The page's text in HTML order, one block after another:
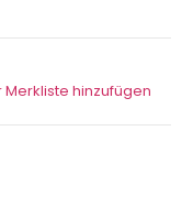
Merkliste hinzufügen